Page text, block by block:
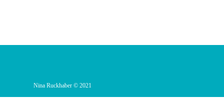
Nina Ruckhaber © 2021